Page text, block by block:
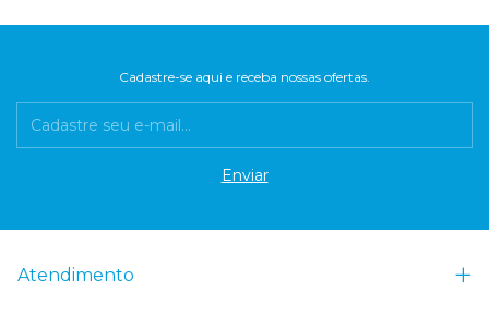
Cadastre-se aqui e receba nossas ofertas.
Atendimento